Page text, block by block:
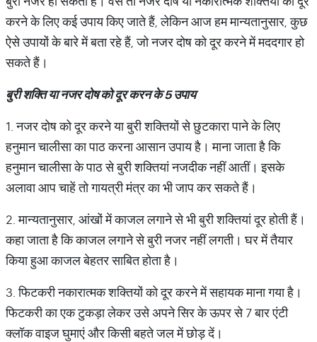
करने के लिए कई उपाय किए जाते हैं, लेकिन आज हम मान्यतानुसार, कुछ
ऐसे उपायों के बारे में बता रहे हैं, जो नजर दोष को दूर करने में मददगार हो
सकते हैं।
बुरीशक्तियानजरदोषकोदूरकरनके5उपाय
1. नजर दोष को दूर करने या बुरी शक्तियों से छुटकारा पाने के लिए
हनुमान चालीसा का पाठ करना आसान उपाय है। माना जाता है कि
हनुमान चालीसा के पाठ से बुरी शक्तियां नजदीक नहीं आतीं। इसके
अलावा आप चाहें तो गायत्री मंत्र का भी जाप कर सकते हैं।
2. मान्यतानुसार, आंखों में काजल लगाने से भी बुरी शक्तियां दूर होती हैं।
कहा जाता है कि काजल लगाने से बुरी नजर नहीं लगती। घर में तैयार
किया हुआ काजल बेहतर साबित होता है।
3. फिटकरी नकारात्मक शक्तियों को दूर करने में सहायक माना गया है।
फिटकरी का एक टुकड़ा लेकर उसे अपने सिर के ऊपर से 7 बार एंटी
क्लॉक वाइज घुमाएं और किसी बहते जल में छोड़ दें।